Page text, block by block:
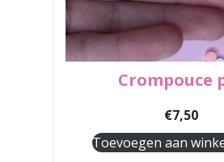
Crompouce
€7,50
Toevoegen aan